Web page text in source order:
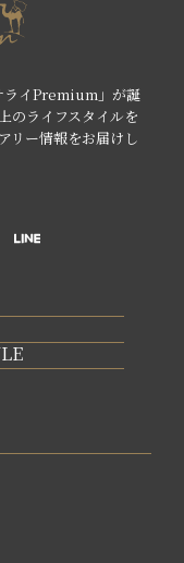
ライPremium」が誕
のライフスタイルを
リー情報をお届けし